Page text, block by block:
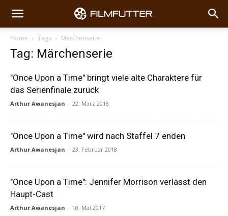
Home Tags Märchenserie
Tag: Märchenserie
"Once Upon a Time" bringt viele alte Charaktere für
das Serienfinale zurück
Arthur Awanesjan - 22. März 2018
"Once Upon a Time" wird nach Staffel 7 enden
Arthur Awanesjan - 23. Februar 2018
"Once Upon a Time": Jennifer Morrison verlässt den
Haupt-Cast
Arthur Awanesjan - 10. Mai 2017